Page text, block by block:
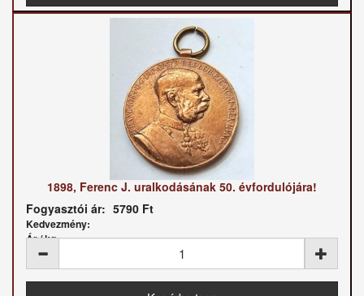
1898, Ferenc J. uralkodásának 50. évfordulójára!
Fogyasztói ár: 5790 Ft
Kedvezmény:
Ár / kg: